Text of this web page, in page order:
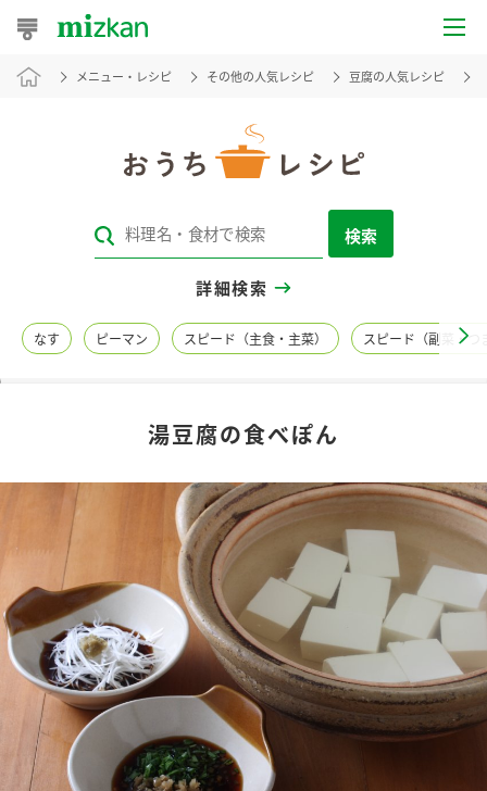
おうちレシピ
レシピカテゴリ一覧
レシピ名特集
商品カテゴリ
調味酢
お酢ドリンク ぽん酢
みりん風・料理酒
新商品一覧
キャンペーン情報
ブランド・スペシャルサイト
ブランド・スペシャルサイト トップ
商品ブランドサイト
Fibee（ファイビー）
企業情報
メニュー・レシピ その他の人気レシピ 豆腐の人気レシピ
検索
詳細検索
なす ピーマン スピード（主食・主菜） スピード（副菜・つ
湯豆腐の食べぽん